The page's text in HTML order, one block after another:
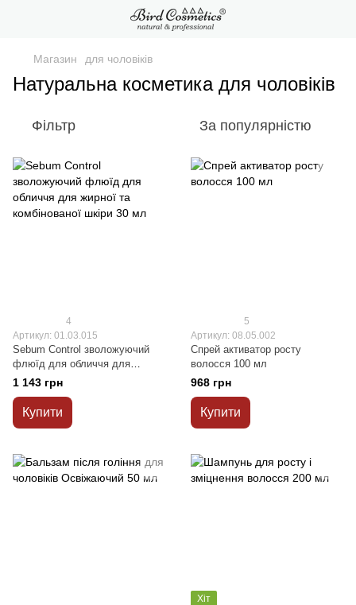
Магазин для чоловіків
Натуральна косметика для чоловіків
Фільтр За популярністю
4
Артикул: 01.03.015
Sebum Control зволожуючий
флюїд для обличчя для
жирної та комбінованої шкіри
1 143 грн
Купити
5
Артикул: 08.05.002
Спрей активатор росту
волосся 100 мл
968 грн
Купити
Хіт